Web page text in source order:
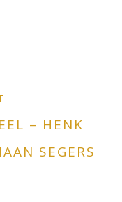
– HENK
SEGERS